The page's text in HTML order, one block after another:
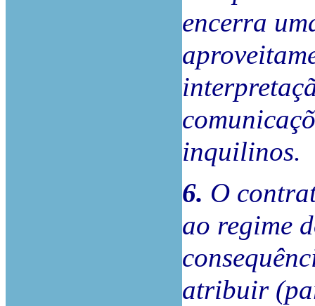
encerra
inquilinos.
6. O
ao regime
atribuir